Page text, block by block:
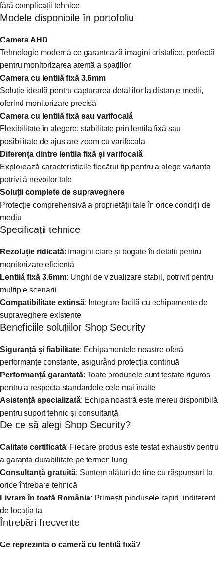
fără complicații tehnice
Modele disponibile în portofoliu
Camera AHD
Tehnologie modernă ce garantează imagini cristalice, perfectă
pentru monitorizarea atentă a spațiilor
Camera cu lentilă fixă 3.6mm
Soluție ideală pentru capturarea detaliilor la distanțe medii,
oferind monitorizare precisă
Camera cu lentilă fixă sau varifocală
Flexibilitate în alegere: stabilitate prin lentila fixă sau
posibilitate de ajustare zoom cu varifocala
Diferența dintre lentila fixă și varifocală
Explorează caracteristicile fiecărui tip pentru a alege varianta
potrivită nevoilor tale
Soluții complete de supraveghere
Protecție comprehensivă a proprietății tale în orice condiții de
mediu
Specificații tehnice
Rezoluție ridicată: Imagini clare și bogate în detalii pentru
monitorizare eficientă
Lentilă fixă 3.6mm: Unghi de vizualizare stabil, potrivit pentru
multiple scenarii
Compatibilitate extinsă: Integrare facilă cu echipamente de
supraveghere existente
Beneficiile soluțiilor Shop Security
Siguranță și fiabilitate: Echipamentele noastre oferă
performanțe constante, asigurând protecția continuă
Performanță garantată: Toate produsele sunt testate riguros
pentru a respecta standardele cele mai înalte
Asistență specializată: Echipa noastră este mereu disponibilă
pentru suport tehnic și consultanță
De ce să alegi Shop Security?
Calitate certificată: Fiecare produs este testat exhaustiv pentru
a garanta durabilitate pe termen lung
Consultanță gratuită: Suntem alături de tine cu răspunsuri la
orice întrebare tehnică
Livrare în toată România: Primești produsele rapid, indiferent
de locația ta
Întrebări frecvente
Ce reprezintă o cameră cu lentilă fixă?